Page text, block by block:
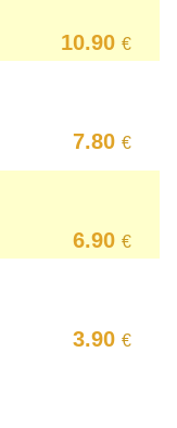
10.90€
7.80€
6.90€
3.90€